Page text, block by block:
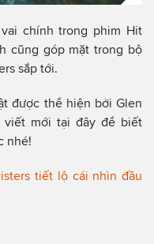
chính trong phim Hit
cũng góp mặt trong bộ
sắp tới.
được thể hiện bởi Glen
viết mới tại đây để biết
nhé!
tiết lộ cái nhìn đầu